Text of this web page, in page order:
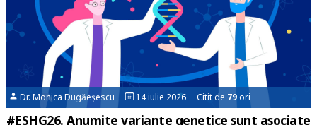
Dr. Monica Dugăeșescu 14 iulie 2026 Citit de 79ori
#ESHG26. Anumite variante genetice sunt asociate